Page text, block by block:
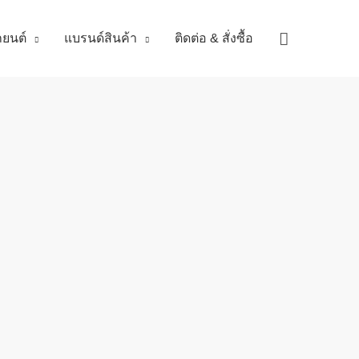
ยนต์ แบรนด์สินค้า ติดต่อ & สั่งซื้อ Search